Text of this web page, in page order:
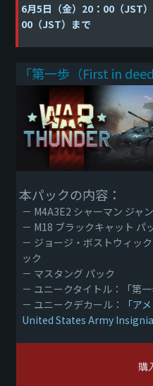
6月5日（金）20：00（JST
00（JST）まで
「第一歩（First in
本パックの内容：
－ M4A3E2 シャーマン ジャ
－ M18 ブラックキャット パ
－ ジョージ・ボストウィッ
ック
－ マスタング パック
－ ユニークタイトル：「第
－ ユニークデカール：
「ア
United States Army Insignia
購